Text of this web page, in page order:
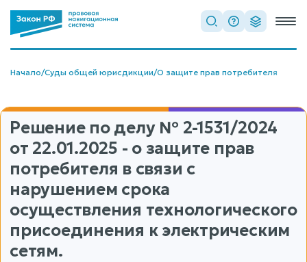
Начало/Суды общей юрисдикции/О защите прав потребителя
Решение по делу № 2-1531/2024
от 22.01.2025 - о защите прав
потребителя в связи с
нарушением срока
осуществления технологического
присоединения к электрическим
сетям.